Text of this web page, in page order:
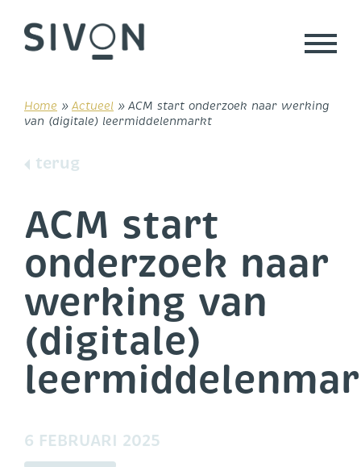
content
Home » Actueel » ACM start onderzoek naar werking
van (digitale) leermiddelenmarkt
terug
ACM start
onderzoek naar
werking van
(digitale)
6 FEBRUARI 2025